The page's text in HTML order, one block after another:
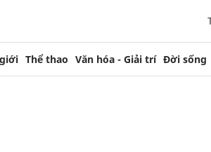
Thể thao Văn hóa - Giải trí Đời sống